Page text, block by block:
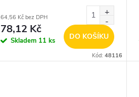
64,56 Kč bez DPH
78,12 Kč
Skladem 11 ks DO KOŠÍKU
Kód:48116